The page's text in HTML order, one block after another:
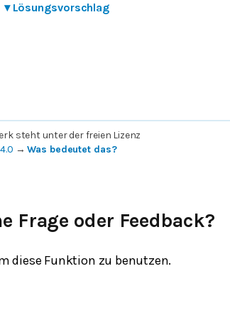
▾ Lösungsvorschlag
steht unter der freien Lizenz
→Was bedeutet das?
Frage oder Feedback?
diese Funktion zu benutzen.